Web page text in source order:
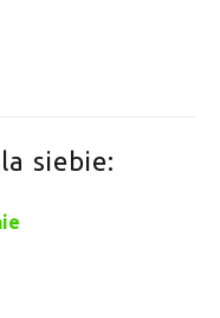
siebie: